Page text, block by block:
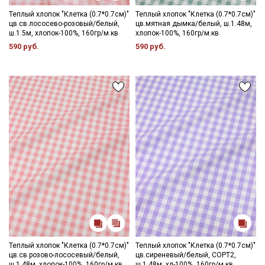
- сушить в подвешенном и расправленном состоянии
- глажка только с изнаночной стороны, подложив махровое
полотенце, чтобы не примять ворс.
Цветопередача может отличаться от оригинального цвета
Теплый хлопок "Клетка (0.7*0.7см)"
цв.св.лососево-розовый/белый,
ш.1.5м, хлопок-100%, 160гр/м.кв
590 руб.
Теплый хлопок "Клетка (0.7*0.7см)"
цв.мятная дымка/белый, ш.1.48м,
хлопок-100%, 160гр/м.кв
590 руб.
Теплый хлопок "Клетка (0.7*0.7см)"
цв.св.розово-лососевый/белый,
Теплый хлопок "Клетка (0.7*0.7см)"
цв.сиреневый/белый, СОРТ2,